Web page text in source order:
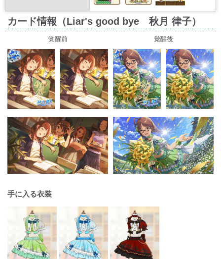
カード情報（Liar's good bye 秋月 律子）
覚醒前 覚醒後
手に入る衣装